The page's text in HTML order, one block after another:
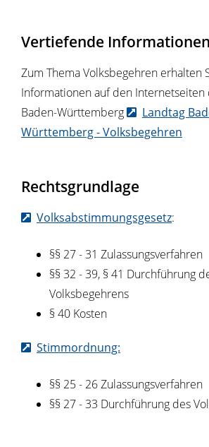
Vertiefende Informationen
Zum Thema Volksbegehren erhalten
Informationen auf den Internetseiten
Baden-Württemberg
Landtag
Württemberg - Volksbegehren
Rechtsgrundlage
Volksabstimmungsgesetz:
§§ 27 - 31 Zulassungsverfahren
§§ 32 - 39, § 41 Durchführung
Volksbegehrens
§ 40 Kosten
Stimmordnung:
§§ 25 - 26 Zulassungsverfahren
§§ 27 - 33 Durchführung des